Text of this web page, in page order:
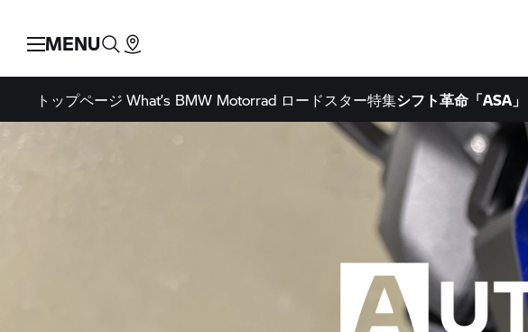
MENU
トップページ What’s BMW Motorrad ロードスター特集シフト革命「ASA」